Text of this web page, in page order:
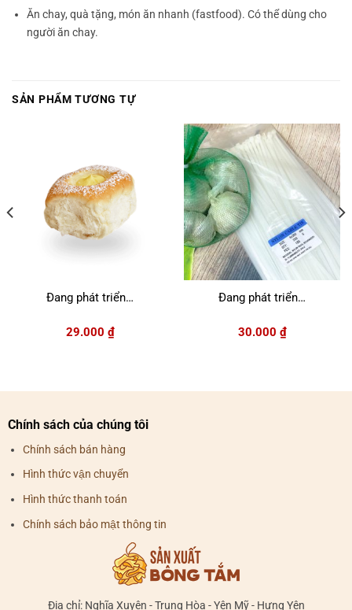
Ăn chay, quà tặng, món ăn nhanh (fastfood). Có thể dùng cho
người ăn chay.
SẢN PHẨM TƯƠNG TỰ
Đang phát triển…
29.000 ₫
Đang phát triển…
30.000 ₫
Chính sách của chúng tôi
Chính sách bán hàng
Hình thức vận chuyển
Hình thức thanh toán
Chính sách bảo mật thông tin
Địa chỉ: Nghĩa Xuyên - Trung Hòa - Yên Mỹ - Hưng Yên